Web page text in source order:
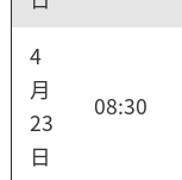
4
月
23
日
08:30